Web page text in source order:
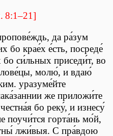
8:1–21]
да ра́зум
бо крае́х е́сть, посреде́
бо си́льных приседи́т, во
молю́, и вдаю́
уразуме́йте
же приложи́те
бо реку́, и изнесу́
поучи́тся горта́нь мо́й,
лжи́выя. С пра́вдою